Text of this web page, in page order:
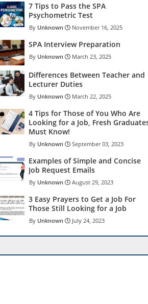
7 Tips to Pass the SPA
Psychometric Test
Unknown November 16, 2025
SPA Interview Preparation
Unknown March 23, 2025
Differences Between Teacher and
Lecturer Duties
Unknown March 22, 2025
4 Tips for Those of You Who Are
Looking for a Job, Fresh
Must Know!
Unknown September 03, 2023
Examples of Simple and Concise
Job Request Emails
Unknown August 29, 2023
3 Easy Prayers to Get a Job For
Those Still Looking for a Job
Unknown July 24, 2023